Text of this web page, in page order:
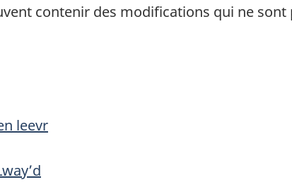
contenir des modifications qui ne
leevr